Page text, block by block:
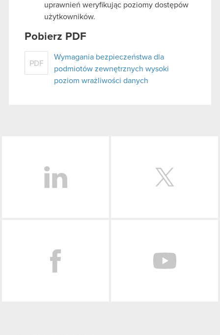
uprawnień weryfikując poziomy dostępów
użytkowników.
Pobierz PDF
PDF
Wymagania bezpieczeństwa dla
podmiotów zewnętrznych wysoki
poziom wrażliwości danych